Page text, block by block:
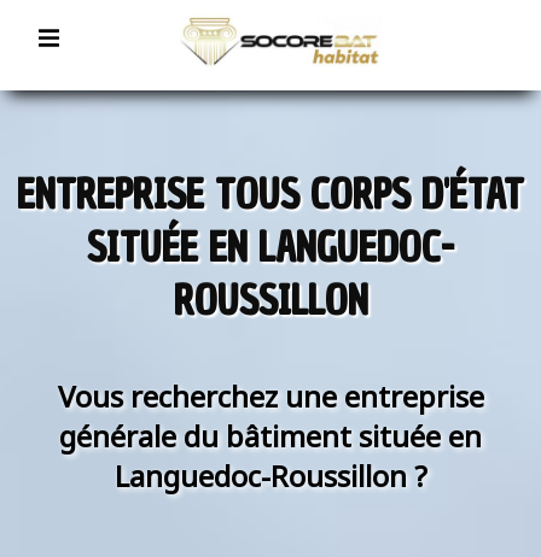
ENTREPRISE TOUS CORPS D'ÉTAT
SITUÉE EN LANGUEDOC-
ROUSSILLON
Vous recherchez une entreprise
générale du bâtiment située en
Languedoc-Roussillon ?